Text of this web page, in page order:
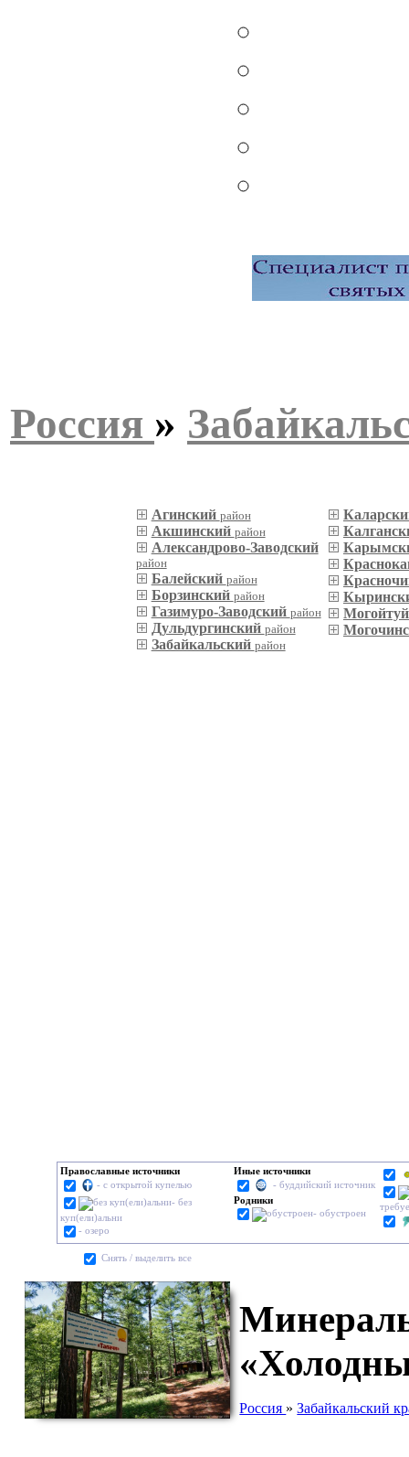
Россия »
Агинский район
Акшинский район
Александрово-Заводский
район
Балейский район
Борзинский район
Газимуро-Заводский район
Дульдургинский район
Забайкальский район
Православные источники
- с открытой купелью
- без
куп(ели)альни
- озеро
Иные источники
- буддийский источник
Родники
- обустроен
Cнять / выделить все
Россия »Забайкальский